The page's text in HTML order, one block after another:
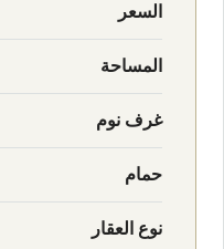
السعر
المساحة
غرف نوم
حمام
نوع العقار